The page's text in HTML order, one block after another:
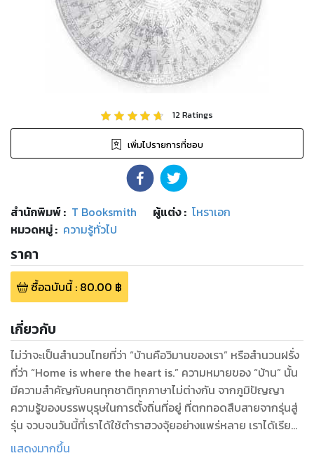
12Ratings
เพิ่มไปรายการที่ชอบ
สำนักพิมพ์: T Booksmith ผู้แต่ง : โหราเอก
หมวดหมู่: ความรู้ทั่วไป
ราคา
ซื้อฉบับนี้: 80.00 ฿
เกี่ยวกับ
ไม่ว่าจะเป็นสำนวนไทยที่ว่า “บ้านคือวิมานของเรา” หรือสำนวนฝรั่ง
ที่ว่า “Home is where the heart is.” ความหมายของ “บ้าน” นั้น
มีความสำคัญกับคนทุกชาติทุกภาษาไม่ต่างกัน จากภูมิปัญญา
ความรู้ของบรรพบุรุษในการตั้งถิ่นที่อยู่ ที่ตกทอดสืบสายจากรุ่นสู่
รุ่น จวบจนวันนี้ที่เราได้ใช้ตำราฮวงจุ้ยอย่างแพร่หลาย เราได้เรียนรู้
อะไรที่บรรพบุรุษของเราพยายามส่งผ่านมาหรือไม่ ถ้าเราหยุดมอง
แสดงมากขึ้น